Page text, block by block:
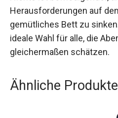
Nichts ist befriedigender,
voller Herausforderungen
gemütliches Bett zu
ideale Wahl für alle, die
Ähnliche Produkte